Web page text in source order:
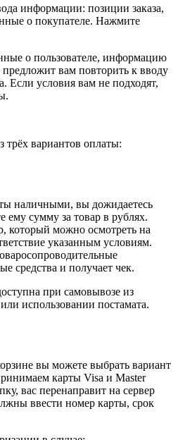
информации: позиции заказа,
о покупателе. Нажмите
о пользователе, информацию
вам повторить к вводу
Если условия вам не подходят,
вариантов оплаты:
наличными, вы дожидаетесь
ему сумму за товар в рублях.
который можно осмотреть на
указанным условиям.
средства и получает чек.
при самовывозе из
использовании постамата.
вы можете выбрать вариант
карты Visa и Master
вас перенаправит на сервер
ввести номер карты, срок